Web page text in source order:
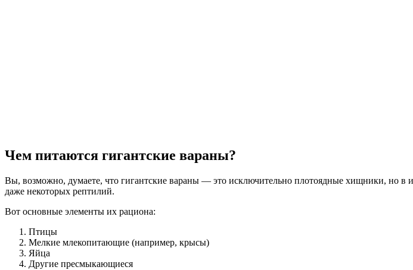
Чем питаются гигантские вараны?
Вы, возможно, думаете, что гигантские вараны — это исключительно плотоядные хищники, но
даже некоторых рептилий.
Вот основные элементы их рациона:
Птицы
Мелкие млекопитающие (например, крысы)
Яйца
Другие пресмыкающиеся